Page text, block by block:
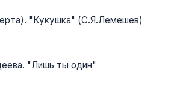
"Кукушка" (С.Я.Лемешев)
"Лишь ты один"